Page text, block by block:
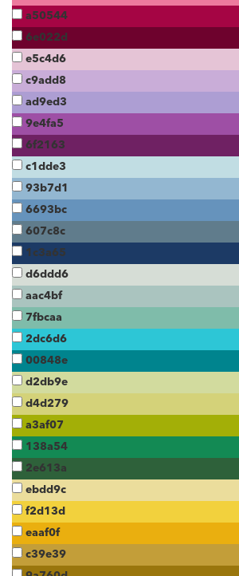
a50544
6e022d
e5c4d6
c9add8
ad9ed3
9e4fa5
6f2163
c1dde3
93b7d1
6693bc
607c8c
1c3a65
d6ddd6
aac4bf
7fbcaa
2dc6d6
00848e
d2db9e
d4d279
a3af07
138a54
2e613a
ebdd9c
f2d13d
eaaf0f
c39e39